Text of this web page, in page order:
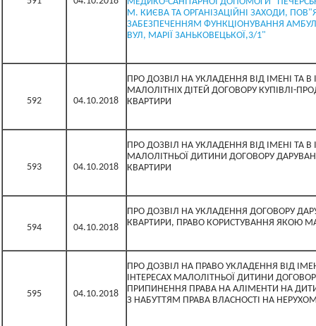
М. КИЄВА ТА ОРГАНІЗАЦІЙНІ ЗАХОДИ,
ЗАБЕЗПЕЧЕННЯМ ФУНКЦІОНУВАННЯ
ВУЛ, МАРІЇ ЗАНЬКОВЕЦЬКОЇ,3/1"
592 04.10.2018
ПРО ДОЗВІЛ НА УКЛАДЕННЯ ВІД ІМЕНІ ТА В
МАЛОЛІТНІХ ДІТЕЙ ДОГОВОРУ КУПІВЛІ-
КВАРТИРИ
593 04.10.2018
ПРО ДОЗВІЛ НА УКЛАДЕННЯ ВІД ІМЕНІ ТА В
МАЛОЛІТНЬОЇ ДИТИНИ ДОГОВОРУ
КВАРТИРИ
594 04.10.2018
ПРО ДОЗВІЛ НА УКЛАДЕННЯ ДОГОВОРУ
КВАРТИРИ, ПРАВО КОРИСТУВАННЯ ЯКОЮ
595 04.10.2018
ПРО ДОЗВІЛ НА ПРАВО УКЛАДЕННЯ ВІД
ІНТЕРЕСАХ МАЛОЛІТНЬОЇ ДИТИНИ
ПРИПИНЕННЯ ПРАВА НА АЛІМЕНТИ НА
З НАБУТТЯМ ПРАВА ВЛАСНОСТІ НА